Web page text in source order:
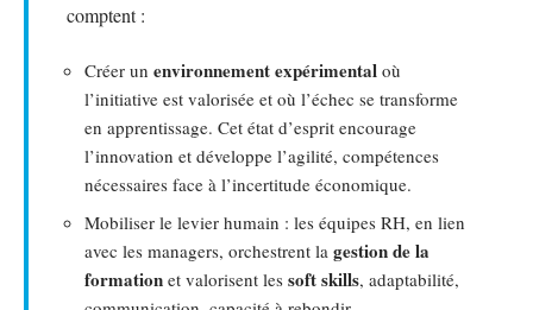
comptent :
Créer un environnement expérimental où
l’initiative est valorisée et où l’échec se transforme
en apprentissage. Cet état d’esprit encourage
l’innovation et développe l’agilité, compétences
nécessaires face à l’incertitude économique.
Mobiliser le levier humain : les équipes RH, en lien
avec les managers, orchestrent la gestion de la
formation et valorisent les soft skills, adaptabilité,